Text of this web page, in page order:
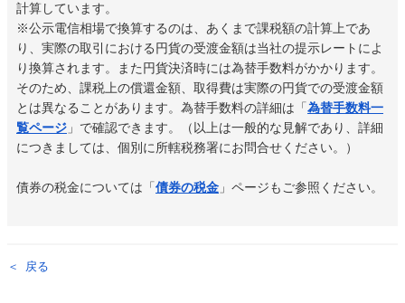
計算しています。
※公示電信相場で換算するのは、あくまで課税額の計算上であ
り、実際の取引における円貨の受渡金額は当社の提示レートによ
り換算されます。また円貨決済時には為替手数料がかかります。
そのため、課税上の償還金額、取得費は実際の円貨での受渡金額
とは異なることがあります。為替手数料の詳細は「為替手数料一
覧ページ 」で確認できます。
（以上は一般的な見解であり、詳細
につきましては、個別に所轄税務署にお問合せください。）
債券の税金については「債券の税金 」ページもご参照ください。
戻る